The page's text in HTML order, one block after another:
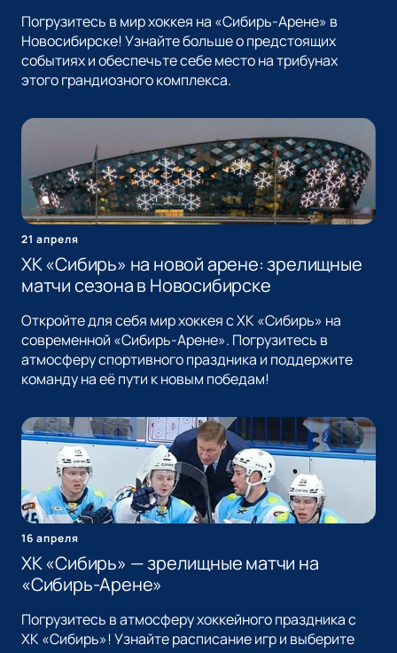
Погрузитесь в мир хоккея на «Сибирь-Арене» в
Новосибирске! Узнайте больше о предстоящих
событиях и обеспечьте себе место на трибунах
этого грандиозного комплекса.
21 апреля
ХК «Сибирь» на новой арене: зрелищные
матчи сезона в Новосибирске
Откройте для себя мир хоккея с ХК «Сибирь» на
современной «Сибирь-Арене». Погрузитесь в
атмосферу спортивного праздника и поддержите
команду на её пути к новым победам!
16 апреля
ХК «Сибирь» — зрелищные матчи на
«Сибирь-Арене»
Погрузитесь в атмосферу хоккейного праздника с
ХК «Сибирь»! Узнайте расписание игр и выберите